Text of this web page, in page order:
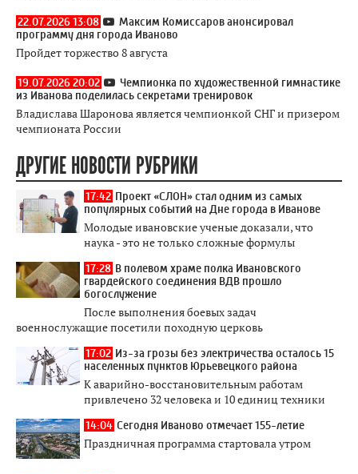
22.07.2026 13:08
Максим Комиссаров анонсировал
программу дня города Иваново
Пройдет торжество 8 августа
19.07.2026 20:02
Чемпионка по художественной гимнастике
из Иванова поделилась секретами тренировок
Владислава Шаронова является чемпионкой СНГ и призером
чемпионата России
ДРУГИЕ НОВОСТИ РУБРИКИ
17:42 Проект «СЛОН» стал одним из самых
популярных событий на Дне города в Иванове
Молодые ивановские ученые доказали, что
наука - это не только сложные формулы
17:28 В полевом храме полка Ивановского
гвардейского соединения ВДВ прошло
богослужение
После выполнения боевых задач
военнослужащие посетили походную церковь
17:02 Из-за грозы без электричества осталось 15
населенных пунктов Юрьевецкого района
К аварийно-восстановительным работам
привлечено 32 человека и 10 единиц техники
14:04 Сегодня Иваново отмечает 155-летие
Праздничная программа стартовала утром